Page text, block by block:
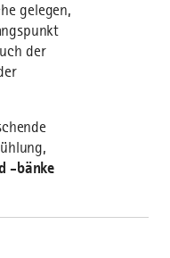
gelegen,
der
-bänke